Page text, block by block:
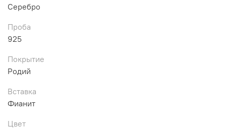
Серебро
Проба
925
Покрытие
Родий
Вставка
Фианит
Цвет